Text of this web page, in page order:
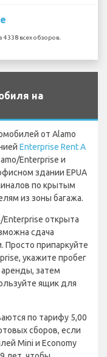
всех обзоров.
на
от Alamo
Enterprise Rent A
Enterprise и
здании EPUA
по крытым
из зоны багажа.
Enterprise открыта
сдача
Просто припаркуйте
укажите пробег
затем
ящик для
по тарифу 5,00
сборов, если
Mini и Economy